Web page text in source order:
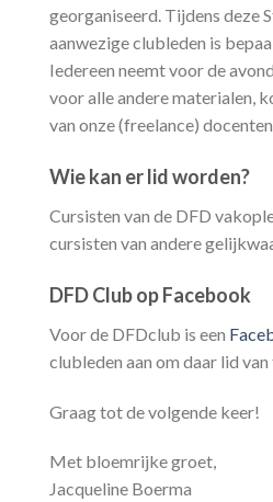
georganiseerd. Tijdens deze
aanwezige clubleden is
Iedereen neemt voor de
voor alle andere materialen,
van onze (freelance)
Wie kan er lid worden?
Cursisten van de DFD
cursisten van andere
DFD Club op Facebook
Voor de DFDclub is een
clubleden aan om daar lid
Graag tot de volgende keer!
Met bloemrijke groet,
Jacqueline Boerma